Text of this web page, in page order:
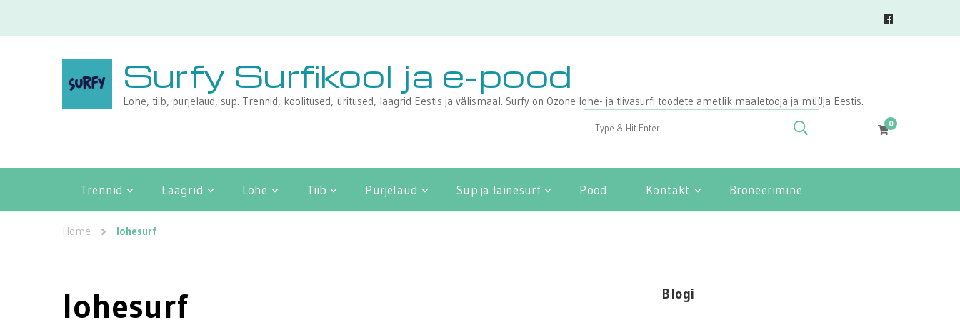
Surfy Surfikool ja e-pood
Lohe, tiib, purjelaud, sup. Trennid, koolitused, üritused, laagrid Eestis ja välismaal. Surfy on Ozone lohe- ja tiivasurfi toodete ametlik maaletooja ja müüja Eestis.
for:
0
Trennid Laagrid Lohe Tiib Purjelaud Sup ja lainesurf Pood Kontakt Broneerimine
Home lohesurf
lohesurf Blogi